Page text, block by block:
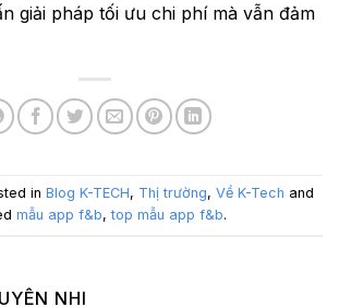
giải pháp tối ưu chi phí mà vẫn đảm
in Blog K-TECH, Thị trường, Về K-Tech and
mẫu app f&b,top mẫu app f&b.
UYÊN NHI